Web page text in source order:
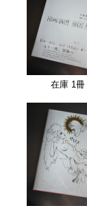
在庫 1冊